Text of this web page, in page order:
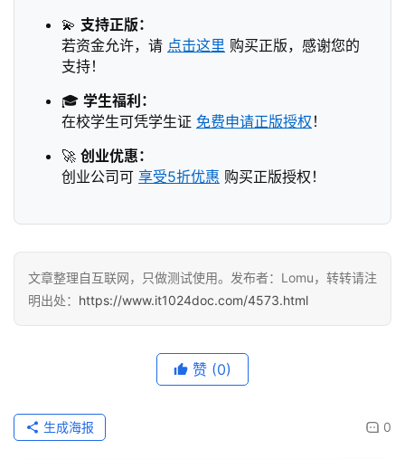
💫 支持正版：
若资金允许，请 点击这里 购买正版，感谢您的
支持！
🎓 学生福利：
在校学生可凭学生证 免费申请正版授权 ！
🚀 创业优惠：
创业公司可 享受5折优惠 购买正版授权！
文章整理自互联网，只做测试使用。发布者：Lomu，转转请注
明出处： https://www.it1024doc.com/4573.html
赞 (0)
0
生成海报